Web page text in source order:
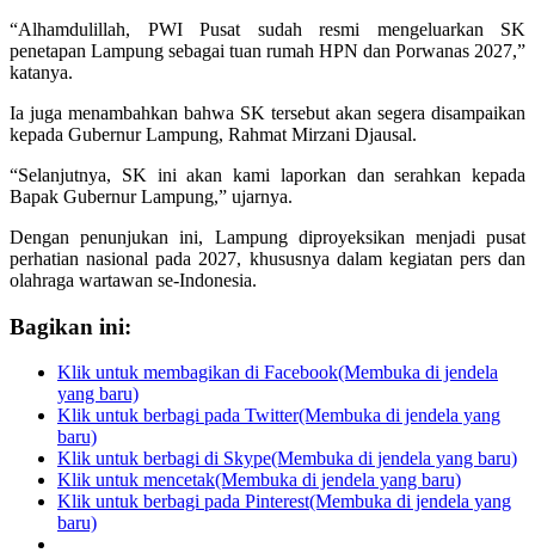
“Alhamdulillah, PWI Pusat sudah resmi mengeluarkan SK
penetapan Lampung sebagai tuan rumah HPN dan Porwanas 2027,”
katanya.
Ia juga menambahkan bahwa SK tersebut akan segera disampaikan
kepada Gubernur Lampung, Rahmat Mirzani Djausal.
“Selanjutnya, SK ini akan kami laporkan dan serahkan kepada
Bapak Gubernur Lampung,” ujarnya.
Dengan penunjukan ini, Lampung diproyeksikan menjadi pusat
perhatian nasional pada 2027, khususnya dalam kegiatan pers dan
olahraga wartawan se-Indonesia.
Bagikan ini:
Klik untuk membagikan di Facebook(Membuka di jendela
yang baru)
Klik untuk berbagi pada Twitter(Membuka di jendela yang
baru)
Klik untuk berbagi di Skype(Membuka di jendela yang baru)
Klik untuk mencetak(Membuka di jendela yang baru)
Klik untuk berbagi pada Pinterest(Membuka di jendela yang
baru)